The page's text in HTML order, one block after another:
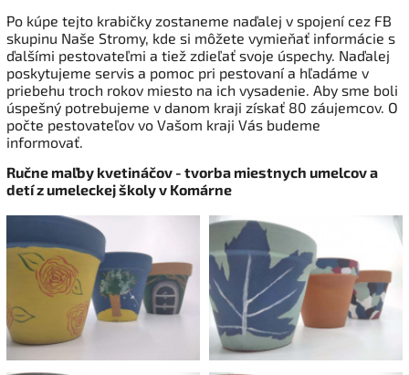
Po kúpe tejto krabičky zostaneme naďalej v spojení cez FB
skupinu Naše Stromy, kde si môžete vymieňať informácie s
ďalšími pestovateľmi a tiež zdieľať svoje úspechy. Naďalej
poskytujeme servis a pomoc pri pestovaní a hľadáme v
priebehu troch rokov miesto na ich vysadenie. Aby sme boli
úspešný potrebujeme v danom kraji získať 80 záujemcov. O
počte pestovateľov vo Vašom kraji Vás budeme
informovať.
Ručne maľby kvetináčov - tvorba miestnych umelcov a
detí z umeleckej školy v Komárne